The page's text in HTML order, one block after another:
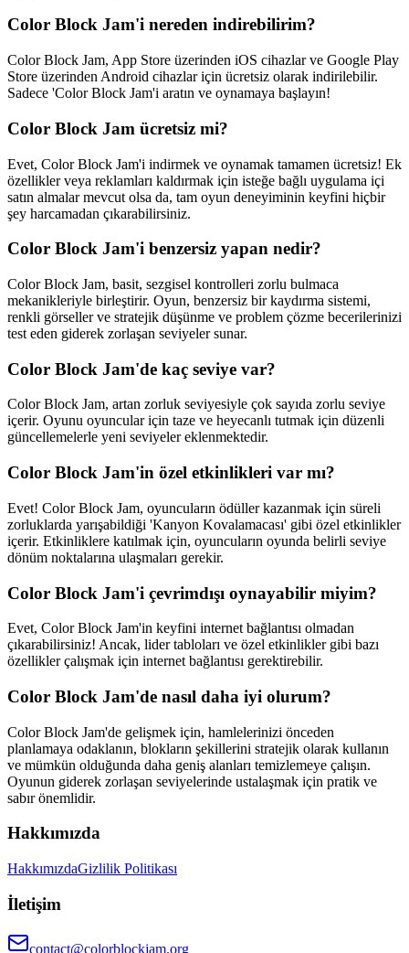
Color Block Jam'i nereden indirebilirim?
Color Block Jam, App Store üzerinden iOS cihazlar ve Google Play
Store üzerinden Android cihazlar için ücretsiz olarak indirilebilir.
Sadece 'Color Block Jam'i aratın ve oynamaya başlayın!
Color Block Jam ücretsiz mi?
Evet, Color Block Jam'i indirmek ve oynamak tamamen ücretsiz! Ek
özellikler veya reklamları kaldırmak için isteğe bağlı uygulama içi
satın almalar mevcut olsa da, tam oyun deneyiminin keyfini hiçbir
şey harcamadan çıkarabilirsiniz.
Color Block Jam'i benzersiz yapan nedir?
Color Block Jam, basit, sezgisel kontrolleri zorlu bulmaca
mekanikleriyle birleştirir. Oyun, benzersiz bir kaydırma sistemi,
renkli görseller ve stratejik düşünme ve problem çözme becerilerinizi
test eden giderek zorlaşan seviyeler sunar.
Color Block Jam'de kaç seviye var?
Color Block Jam, artan zorluk seviyesiyle çok sayıda zorlu seviye
içerir. Oyunu oyuncular için taze ve heyecanlı tutmak için düzenli
güncellemelerle yeni seviyeler eklenmektedir.
Color Block Jam'in özel etkinlikleri var mı?
Evet! Color Block Jam, oyuncuların ödüller kazanmak için süreli
zorluklarda yarışabildiği 'Kanyon Kovalamacası' gibi özel etkinlikler
içerir. Etkinliklere katılmak için, oyuncuların oyunda belirli seviye
dönüm noktalarına ulaşmaları gerekir.
Color Block Jam'i çevrimdışı oynayabilir miyim?
Evet, Color Block Jam'in keyfini internet bağlantısı olmadan
çıkarabilirsiniz! Ancak, lider tabloları ve özel etkinlikler gibi bazı
özellikler çalışmak için internet bağlantısı gerektirebilir.
Color Block Jam'de nasıl daha iyi olurum?
Color Block Jam'de gelişmek için, hamlelerinizi önceden
planlamaya odaklanın, blokların şekillerini stratejik olarak kullanın
ve mümkün olduğunda daha geniş alanları temizlemeye çalışın.
Oyunun giderek zorlaşan seviyelerinde ustalaşmak için pratik ve
sabır önemlidir.
Hakkımızda
HakkımızdaGizlilik Politikası
İletişim
contact@colorblockjam.org